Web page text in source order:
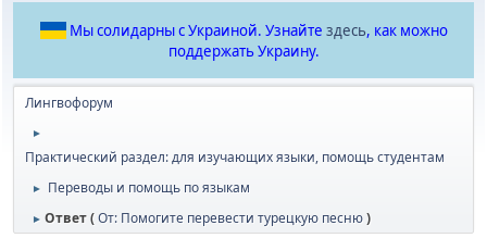
Мы солидарны с Украиной. Узнайте здесь, как можно
поддержать Украину.
Лингвофорум
►
Практический раздел: для изучающих языки, помощь студентам
► Переводы и помощь по языкам
► Ответ (От: Помогите перевести турецкую песню)